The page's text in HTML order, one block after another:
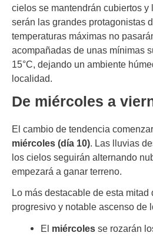
cielos se mantendrán cubiertos y
serán las grandes protagonistas
temperaturas máximas no
acompañadas de unas mínimas
15°C, dejando un ambiente
localidad.
De miércoles a
El cambio de tendencia
miércoles (día 10). Las lluvias
los cielos seguirán alternando
empezará a ganar terreno.
Lo más destacable de esta mitad
progresivo y notable ascenso de
El miércoles se rozarán